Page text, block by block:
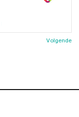
Volgende